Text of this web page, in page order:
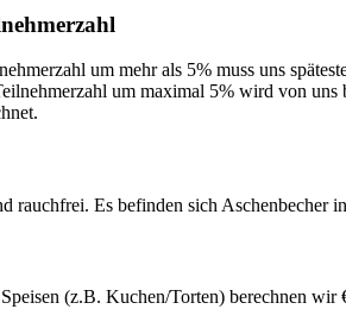
um mehr als 5% muss uns
um maximal 5% wird von
rauchfrei. Es befinden sich Aschenbecher
(z.B. Kuchen/Torten) berechnen